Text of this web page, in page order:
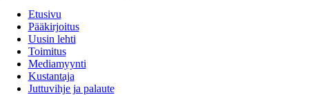
Etusivu
Pääkirjoitus
Uusin lehti
Toimitus
Mediamyynti
Kustantaja
Juttuvihje ja palaute